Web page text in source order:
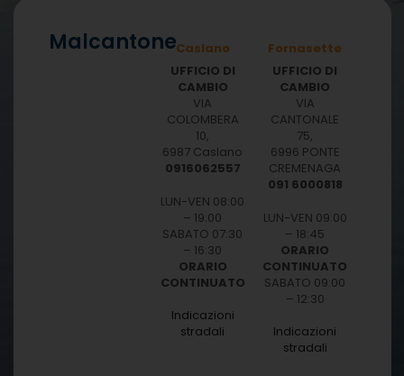
MalcantoneCaslano
UFFICIO DI
CAMBIO
VIA
COLOMBERA
10,
6987 Caslano
0916062557
LUN-VEN 08:00
– 19:00
SABATO 07:30
– 16:30
ORARIO
CONTINUATO
Indicazioni
stradali
Fornasette
UFFICIO DI
CAMBIO
VIA
CANTONALE
75,
6996 PONTE
CREMENAGA
091 6000818
LUN-VEN 09:00
– 18:45
ORARIO
CONTINUATO
SABATO 09:00
– 12:30
Indicazioni
stradali